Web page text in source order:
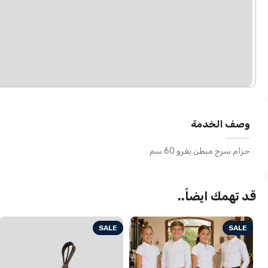
وصف الخدمة
حزام سرج مبطن بفرو 60 سم
قد تهمك ايضاً..
SALE
SALE